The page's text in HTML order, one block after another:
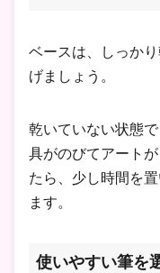
ベースは、しっか
げましょう。
乾いていない状態
具がのびてアート
たら、少し時間を
ます。
使いやすい筆を